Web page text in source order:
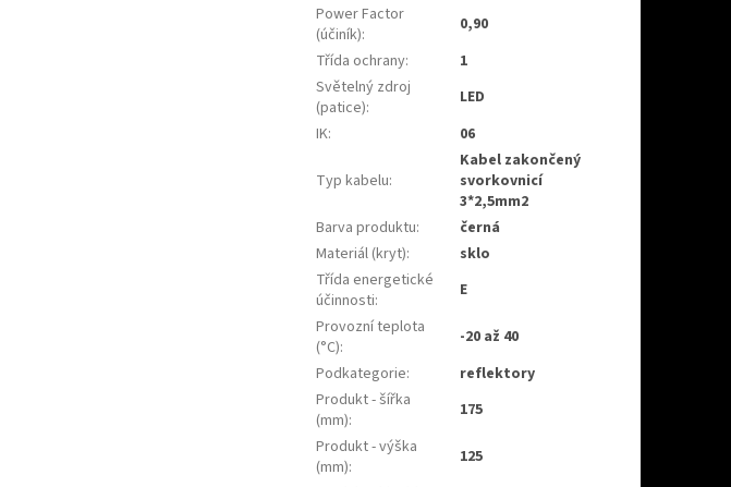
Power Factor
(účiník):
0,90
Třída ochrany:
1
Světelný zdroj
(patice):
LED
IK: 06
Typ kabelu:
Kabel zakončený
svorkovnicí
3*2,5mm2
Barva produktu:
černá
Materiál (kryt):
sklo
Třída energetické
účinnosti:
E
Provozní teplota
(°C):
-20 až 40
Podkategorie:
reflektory
Produkt - šířka
(mm):
175
Produkt - výška
(mm):
125